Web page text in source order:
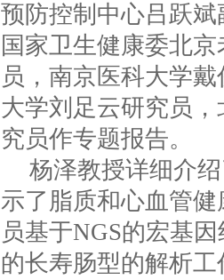
预防控制中心吕跃
国家卫生健康委北
员，南京医科大学
大学刘足云研究员
究员作专题报告。
杨泽教授详细介
示了脂质和心血管
员基于NGS的宏基
的长寿肠型的解析